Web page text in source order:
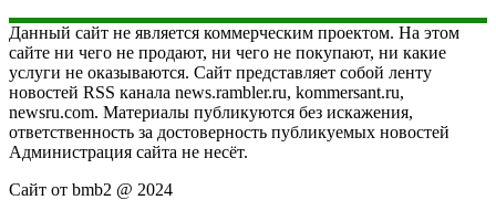
Данный сайт не является коммерческим проектом. На этом
сайте ни чего не продают, ни чего не покупают, ни какие
услуги не оказываются. Сайт представляет собой ленту
новостей RSS канала news.rambler.ru, kommersant.ru,
newsru.com. Материалы публикуются без искажения,
ответственность за достоверность публикуемых новостей
Администрация сайта не несёт.
Сайт от bmb2 @ 2024